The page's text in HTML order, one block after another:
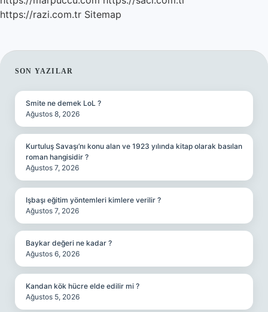
https://razi.com.tr Sitemap
SIDEBAR
SON YAZILAR
Smite ne demek LoL ?
Ağustos 8, 2026
Kurtuluş Savaşı’nı konu alan ve 1923 yılında kitap olarak basılan
roman hangisidir ?
Ağustos 7, 2026
Işbaşı eğitim yöntemleri kimlere verilir ?
Ağustos 7, 2026
Baykar değeri ne kadar ?
Ağustos 6, 2026
Kandan kök hücre elde edilir mi ?
Ağustos 5, 2026